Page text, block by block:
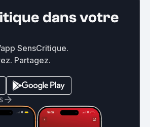
dans votre
SensCritique.
Partagez.